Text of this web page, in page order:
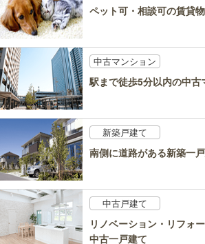
ペット可・相談可の賃貸
中古マンション
駅まで徒歩5分以内の中古
新築戸建て
南側に道路がある新築一
中古戸建て
リノベーション・リフォ
中古一戸建て